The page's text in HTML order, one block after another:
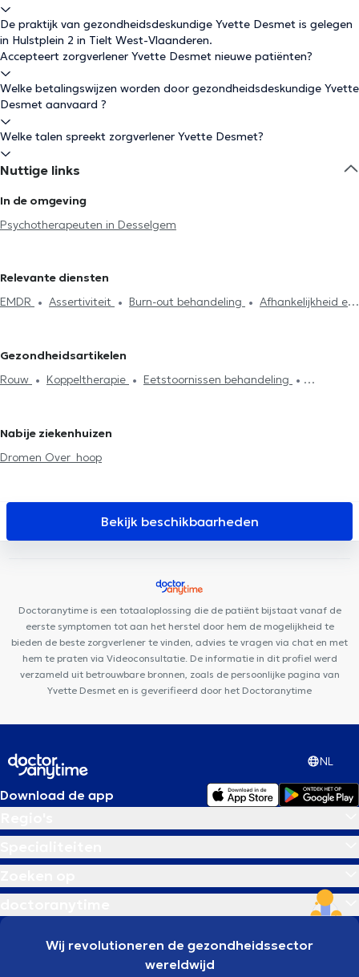
De praktijk van gezondheidsdeskundige Yvette Desmet is gelegen
in Hulstplein 2 in Tielt West-Vlaanderen.
Accepteert zorgverlener Yvette Desmet nieuwe patiënten?
Welke betalingswijzen worden door gezondheidsdeskundige Yvette
Desmet aanvaard ?
Welke talen spreekt zorgverlener Yvette Desmet?
Nuttige links
In de omgeving
Psychotherapeuten in Desselgem
Relevante diensten
EMDR
Assertiviteit Burn-out behandeling
Afhankelijkheid en
Gezinstherapie
Gezinsbemiddeling
Behandeling slaapproblemen
Agressiebeheersing
Gezondheidsartikelen
Rouw
Koppeltherapie
Eetstoornissen behandeling
Nabije ziekenhuizen
Dromen Over_hoop
Bekijk beschikbaarheden
Doctoranytime is een totaaloplossing die de patiënt bijstaat vanaf de
eerste symptomen tot aan het herstel door hem de mogelijkheid te
bieden de beste zorgverlener te vinden, advies te vragen via chat en met
hem te praten via Videoconsultatie. De informatie in dit profiel werd
verzameld uit betrouwbare bronnen, zoals de persoonlijke pagina van
Yvette Desmet en is geverifieerd door het Doctoranytime
NL
Download de app
Wij revolutioneren de gezondheidssector
wereldwijd